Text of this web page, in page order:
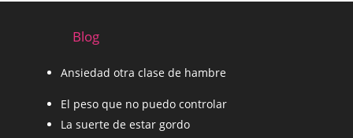
Blog
Ansiedad otra clase de hambre
El peso que no puedo controlar
La suerte de estar gordo